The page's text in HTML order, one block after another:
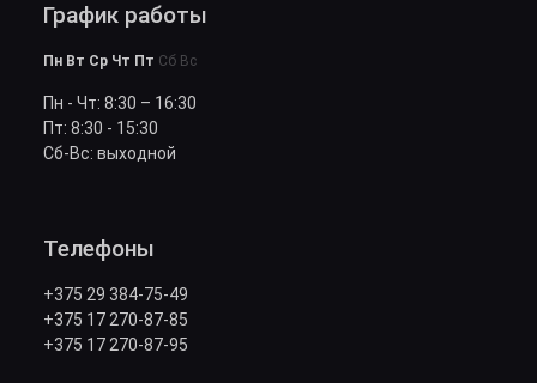
График работы
Пн Вт Ср Чт Пт Сб Вс
Пн - Чт: 8:30 – 16:30
Пт: 8:30 - 15:30
Сб-Вс: выходной
Телефоны
+375 29 384-75-49
+375 17 270-87-85
+375 17 270-87-95